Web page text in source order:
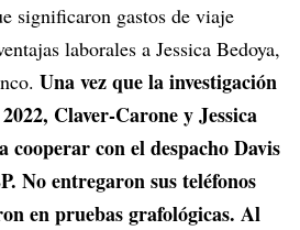
significaron gastos de viaje
laborales a Jessica Bedoya,
Una vez que la investigación
Claver-Carone y Jessica
cooperar con el despacho Davis
No entregaron sus teléfonos
en pruebas grafológicas. Al